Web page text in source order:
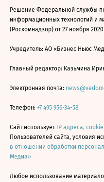
Решение Федеральной службы
информационных технологий и
(Роскомнадзор) от 27 ноября
Учредитель: АО «Бизнес Ньюс
Главный редактор: Казьмина
Электронная почта:
Телефон: +7 495 956-34-58
Сайт использует IP адреса,
Пользователей сайта, условия
в отношении обработки
Медиа»
Любое использование